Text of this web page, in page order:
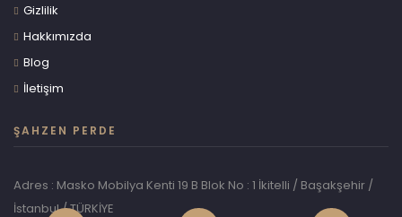
Gizlilik
Hakkımızda
Blog
İletişim
ŞAHZEN PERDE
Adres : Masko Mobilya Kenti 19 B Blok No : 1 İkitelli / Başakşehir /
İstanbul / TÜRKİYE